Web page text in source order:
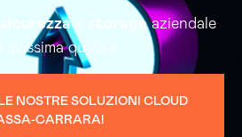
sicurezzae storageaziendale
massima qualità
NOSTRE SOLUZIONI CLOUD
CARRARA!